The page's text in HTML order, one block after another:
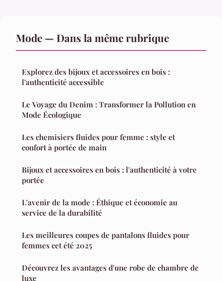
Mode — Dans la même rubrique
Explorez des bijoux et accessoires en bois :
l'authenticité accessible
Le Voyage du Denim : Transformer la Pollution en
Mode Écologique
Les chemisiers fluides pour femme : style et
confort à portée de main
Bijoux et accessoires en bois : l'authenticité à votre
portée
L'avenir de la mode : Éthique et économie au
service de la durabilité
Les meilleures coupes de pantalons fluides pour
femmes cet été 2025
Découvrez les avantages d'une robe de chambre de
luxe